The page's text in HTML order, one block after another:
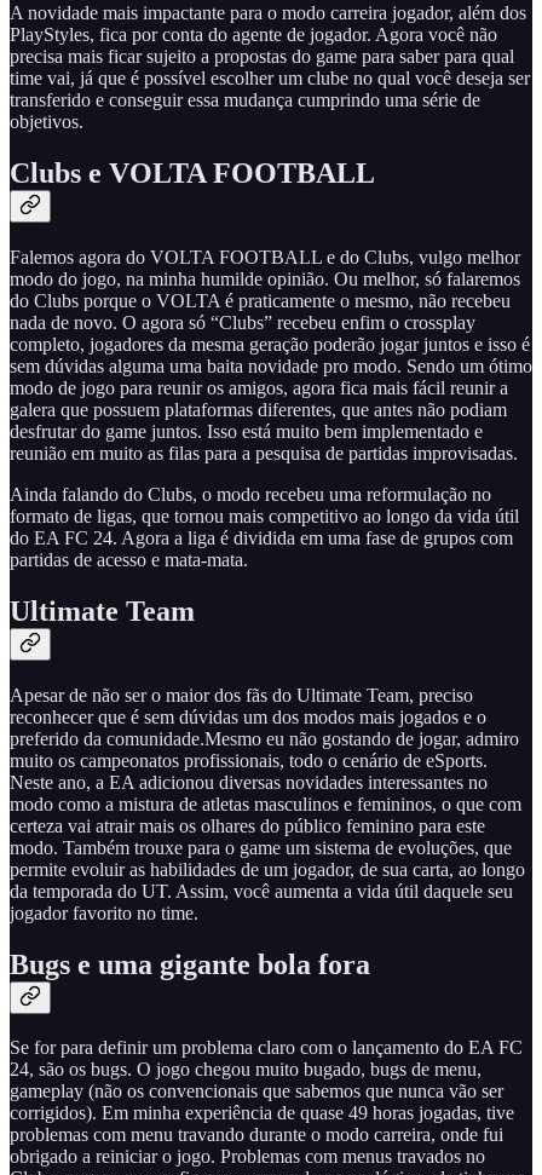
A novidade mais impactante para o modo carreira jogador, além dos
PlayStyles, fica por conta do agente de jogador. Agora você não
precisa mais ficar sujeito a propostas do game para saber para qual
time vai, já que é possível escolher um clube no qual você deseja ser
transferido e conseguir essa mudança cumprindo uma série de
objetivos.
Clubs e VOLTA FOOTBALL
Falemos agora do VOLTA FOOTBALL e do Clubs, vulgo melhor
modo do jogo, na minha humilde opinião. Ou melhor, só falaremos
do Clubs porque o VOLTA é praticamente o mesmo, não recebeu
nada de novo. O agora só “Clubs” recebeu enfim o crossplay
completo, jogadores da mesma geração poderão jogar juntos e isso é
sem dúvidas alguma uma baita novidade pro modo. Sendo um ótimo
modo de jogo para reunir os amigos, agora fica mais fácil reunir a
galera que possuem plataformas diferentes, que antes não podiam
desfrutar do game juntos. Isso está muito bem implementado e
reunião em muito as filas para a pesquisa de partidas improvisadas.
Ainda falando do Clubs, o modo recebeu uma reformulação no
formato de ligas, que tornou mais competitivo ao longo da vida útil
do EA FC 24. Agora a liga é dividida em uma fase de grupos com
partidas de acesso e mata-mata.
Ultimate Team
Apesar de não ser o maior dos fãs do Ultimate Team, preciso
reconhecer que é sem dúvidas um dos modos mais jogados e o
preferido da comunidade.Mesmo eu não gostando de jogar, admiro
muito os campeonatos profissionais, todo o cenário de eSports.
Neste ano, a EA adicionou diversas novidades interessantes no
modo como a mistura de atletas masculinos e femininos, o que com
certeza vai atrair mais os olhares do público feminino para este
modo. Também trouxe para o game um sistema de evoluções, que
permite evoluir as habilidades de um jogador, de sua carta, ao longo
da temporada do UT. Assim, você aumenta a vida útil daquele seu
jogador favorito no time.
Bugs e uma gigante bola fora
Se for para definir um problema claro com o lançamento do EA FC
24, são os bugs. O jogo chegou muito bugado, bugs de menu,
gameplay (não os convencionais que sabemos que nunca vão ser
corrigidos). Em minha experiência de quase 49 horas jogadas, tive
problemas com menu travando durante o modo carreira, onde fui
obrigado a reiniciar o jogo. Problemas com menus travados no